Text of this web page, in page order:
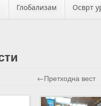
Глобализам Осврт
←Претходна вест